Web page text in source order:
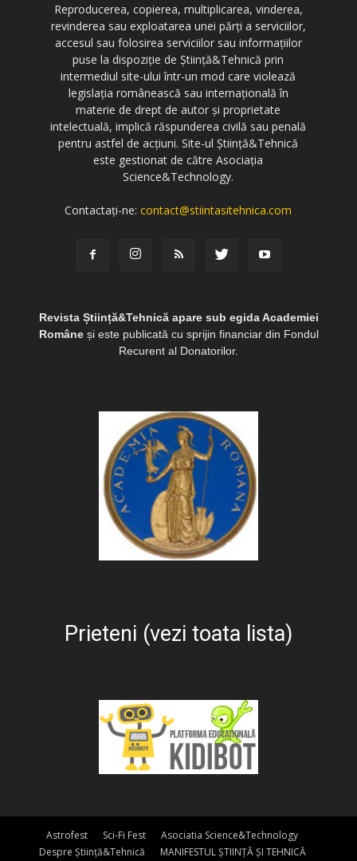
Reproducerea, copierea, multiplicarea, vinderea,
revinderea sau exploatarea unei părți a serviciilor,
accesul sau folosirea serviciilor sau informațiilor
puse la dispoziție de Știință&Tehnică prin
intermediul site-ului într-un mod care violează
legislația românească sau internațională în
materie de drept de autor și proprietate
intelectuală, implică răspunderea civilă sau penală
pentru astfel de acțiuni. Site-ul Știință&Tehnică
este gestionat de către Asociația
Science&Technology.
Contactați-ne:contact@stiintasitehnica.com
Revista Știință&Tehnică apare sub egida Academiei
Româneși este publicată cu sprijin financiar din Fondul
Recurent al Donatorilor.
Prieteni (vezi toata lista)
Astrofest Sci-Fi Fest
Asociatia Science&Technology
Despre Știință&Tehnică
MANIFESTUL ȘTIINȚĂ ȘI TEHNICĂ